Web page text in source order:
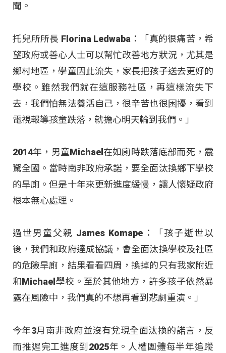
聞。
托兒所所長 Florina Ledwaba：「真的很痛苦，希
望政府或善心人士可以幫忙改善地方狀況，尤其是
鄉村地區，學童因此流失，家長把孩子送去更好的
學校。雖然我們就在這服務社區，再這樣流失下
去，我們怕無法養活自己，很辛苦也很困擾，看到
電視報導孩童跌落，就擔心明天輪到我們。」
2014年，男童Michael在如廁時跌落底部而死，震
驚全國。當時南非政府承諾，要全面汰換鄉下學校
的旱廁。但是十年來更新進度緩慢，讓人懷疑政府
根本無心處理。
過世男童父親 James Komape：「孩子逝世以
後，我們和政府達成協議，會全面汰換學校及社區
的危險旱廁，結果看看四周，換掉的只有我家附近
和Michael學校。至於其他地方，許多孩子依然暴
露在風險中，我們真的不想再看到悲劇重演。」
今年3月南非政府並沒有兌現全面汰換的諾言，反
而推遲完工進度到2025年。人權團體每半年追蹤